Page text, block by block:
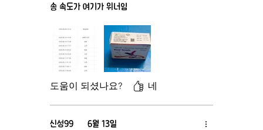
송 속도가 여기가 위너임
도움이 되셨나요? 네
신성99 6월 13일